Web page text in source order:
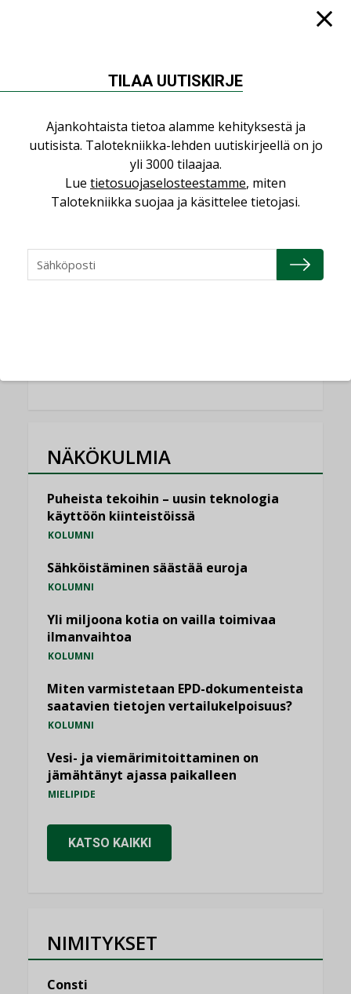
saman katon alle”
Sähköistyminen kasvaa voimakkaasti:
”Tulevat kilpailuedut syntyvät, kun
erilliset teknologiat tuodaan yhteen”
AJANKOHTAISTA,TILAAJILLE
Kaivamattomat menetelmät
NÄKÖKULMIA
Puheista tekoihin – uusin teknologia
käyttöön kiinteistöissä
KOLUMNI
Sähköistäminen säästää euroja
KOLUMNI
Yli miljoona kotia on vailla toimivaa
ilmanvaihtoa
KOLUMNI
Miten varmistetaan EPD-dokumenteista
saatavien tietojen vertailukelpoisuus?
KOLUMNI
Vesi- ja viemärimitoittaminen on
jämähtänyt ajassa paikalleen
MIELIPIDE
KATSO KAIKKI
NIMITYKSET
Consti
TILAA UUTISKIRJE
Ajankohtaista tietoa alamme kehityksestä ja
uutisista. Talotekniikka-lehden uutiskirjeellä on jo
yli 3000 tilaajaa.
Lue tietosuojaselosteestamme, miten
Talotekniikka suojaa ja käsittelee tietojasi.